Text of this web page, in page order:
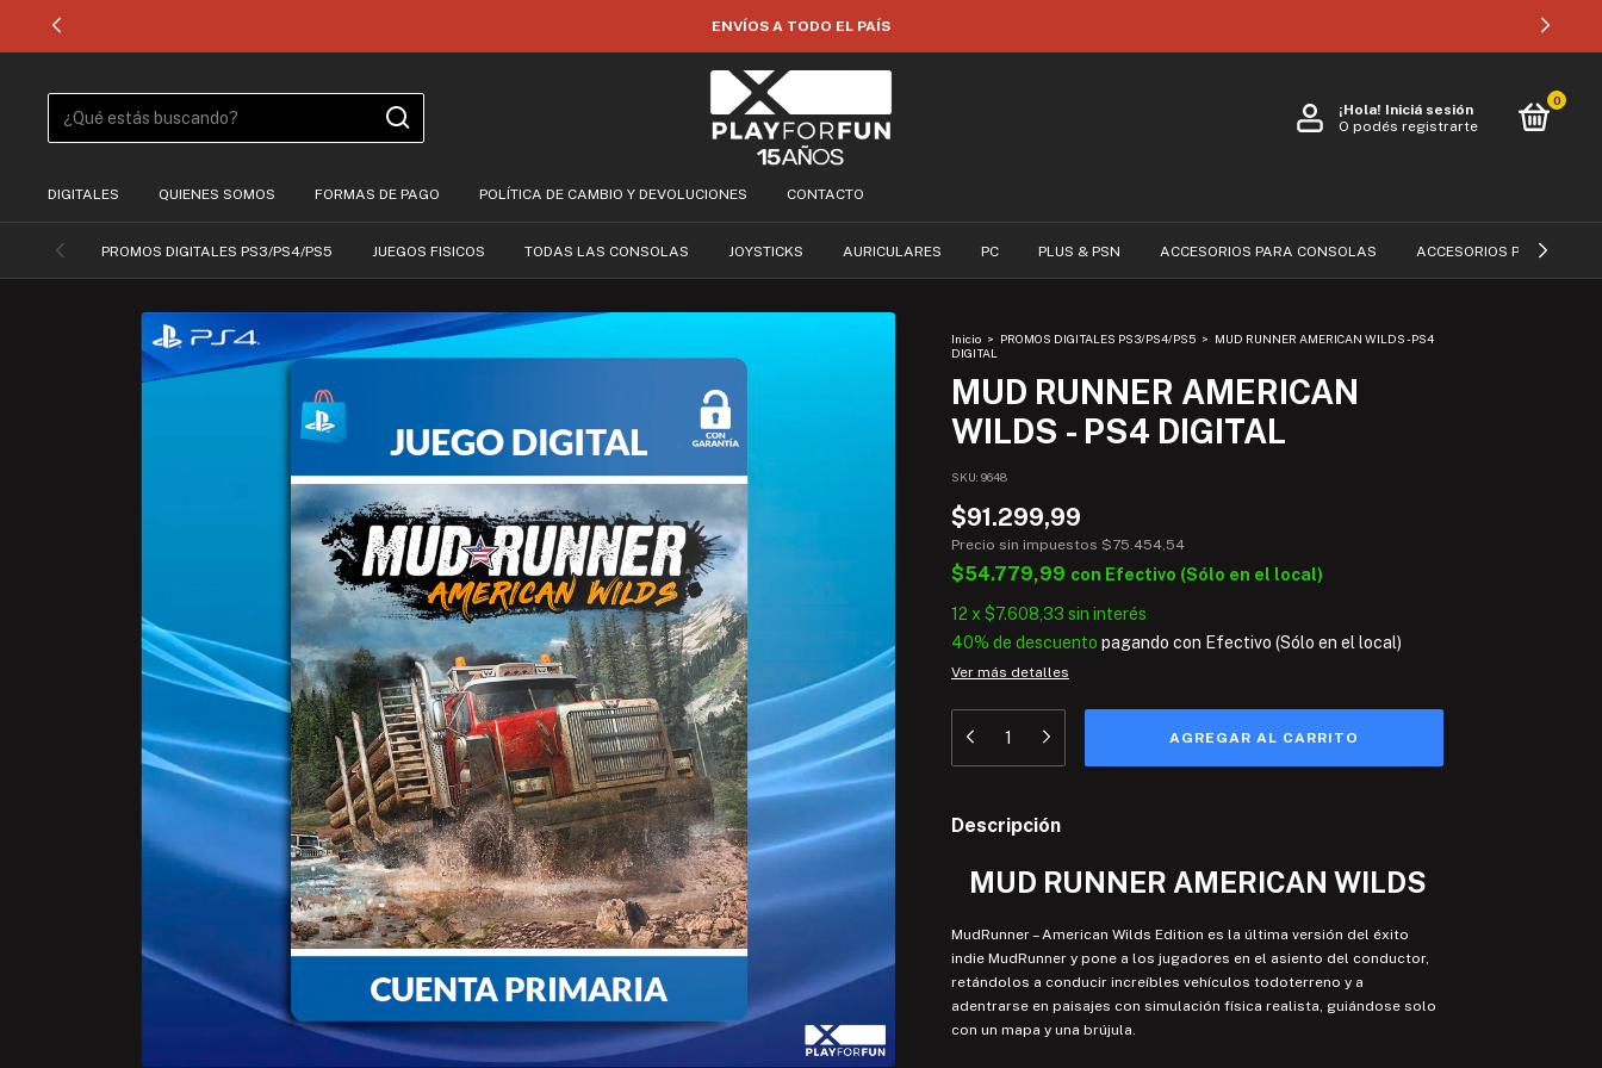
ENVÍOS A TODO EL PAÍS
¡Hola! Iniciá sesión
O podés registrarte
0
DIGITALES QUIENES SOMOS FORMAS DE PAGO POLÍTICA DE CAMBIO Y DEVOLUCIONES CONTACTO
PROMOS DIGITALES PS3/PS4/PS5 JUEGOS FISICOS TODAS LAS CONSOLAS JOYSTICKS AURICULARES PC PLUS & PSN ACCESORIOS PARA CONSOLAS ACCESORIOS PARA
Inicio > PROMOS DIGITALES PS3/PS4/PS5 > MUD RUNNER AMERICAN WILDS - PS4
DIGITAL
MUD RUNNER AMERICAN
WILDS - PS4 DIGITAL
SKU: 9648
$91.299,99
Precio sin impuestos $75.454,54
$54.779,99 con Efectivo (Sólo en el local)
12 x $7.608,33 sin interés
40% de descuento pagando con Efectivo (Sólo en el local)
Ver más detalles
Descripción
MUD RUNNER AMERICAN WILDS
MudRunner – American Wilds Edition es la última versión del éxito
indie MudRunner y pone a los jugadores en el asiento del conductor,
retándolos a conducir increíbles vehículos todoterreno y a
adentrarse en paisajes con simulación física realista, guiándose solo
con un mapa y una brújula.